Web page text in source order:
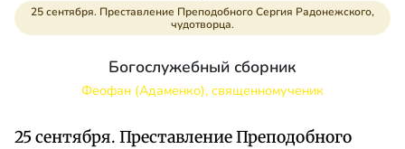
25 сентября. Преставление Преподобного Сергия Радонежского,
чудотворца.
Богослужебный сборник
Феофан (Адаменко), священномученик
25 сентября. Преставление Преподобного